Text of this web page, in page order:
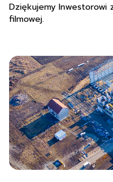
Dziękujemy Inwestorowi
filmowej.